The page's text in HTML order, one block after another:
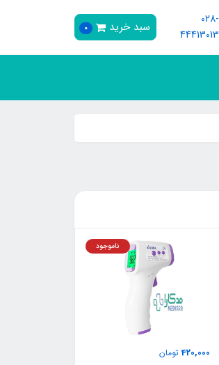
028-
44413013
سبد خرید 0
420,000تومان
ناموجود